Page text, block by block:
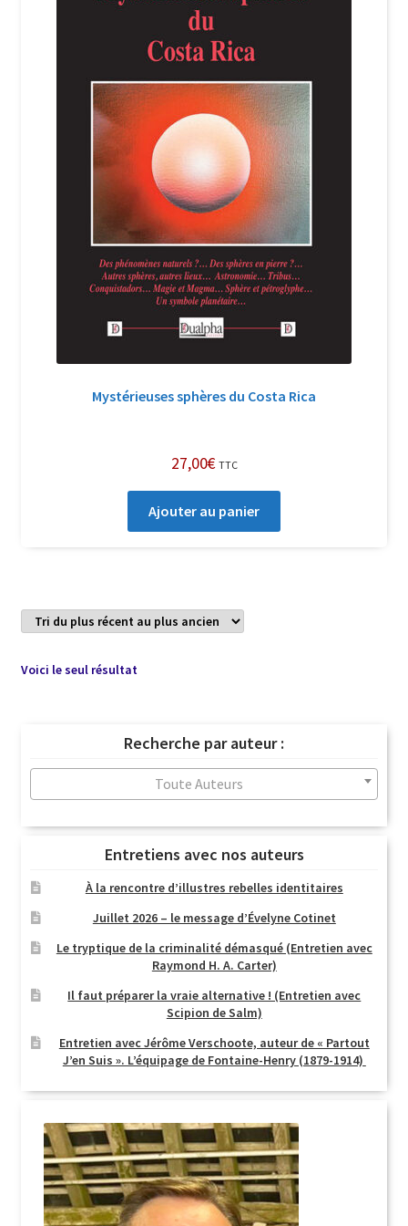
Nous Contacter
Politique de confidentialité et cookies
Qui sommes-nous ?
Soutien à Philippe Randa
Suivi de la Commande
Mystérieuses sphères du Costa Rica
27,00€ TTC
Ajouter au panier
Voici le seul résultat
Recherche par auteur :
Toute Auteurs
Entretiens avec nos auteurs
À la rencontre d’illustres rebelles identitaires
Juillet 2026 – le message d’Évelyne Cotinet
Le tryptique de la criminalité démasqué (Entretien avec
Raymond H. A. Carter)
Il faut préparer la vraie alternative ! (Entretien avec
Scipion de Salm)
Entretien avec Jérôme Verschoote, auteur de « Partout
J’en Suis ». L’équipage de Fontaine-Henry (1879-1914)